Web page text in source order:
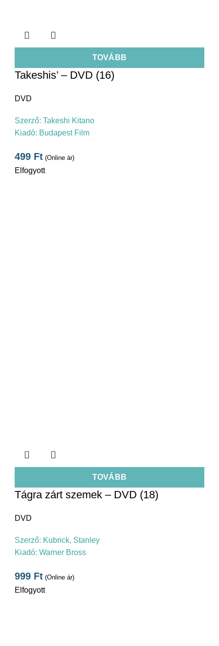
TOVÁBB
Takeshis’ – DVD (16)
DVD
Szerző: Takeshi Kitano
Kiadó: Budapest Film
499 Ft (Online ár)
Elfogyott
TOVÁBB
Tágra zárt szemek – DVD (18)
DVD
Szerző: Kubrick, Stanley
Kiadó: Warner Bross
999 Ft (Online ár)
Elfogyott